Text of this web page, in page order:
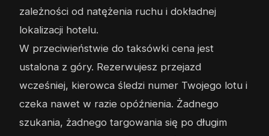
zależności od natężenia ruchu i dokładnej
lokalizacji hotelu.
W przeciwieństwie do taksówki cena jest
ustalona z góry. Rezerwujesz przejazd
wcześniej, kierowca śledzi numer Twojego lotu i
czeka nawet w razie opóźnienia. Żadnego
szukania, żadnego targowania się po długim